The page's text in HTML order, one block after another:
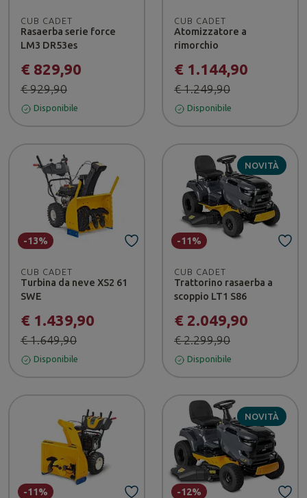
CUB CADET
Rasaerba serie force
LM3 DR53es
€ 829,90
€ 929,90
Disponibile
CUB CADET
Atomizzatore a
rimorchio
€ 1.144,90
€ 1.249,90
Disponibile
CUB CADET
Turbina da neve XS2 61
SWE
€ 1.439,90
€ 1.649,90
-13%
Disponibile
NOVITÀ
CUB CADET
Trattorino rasaerba a
scoppio LT1 S86
€ 2.049,90
€ 2.299,90
-11%
Disponibile
-11%
NOVITÀ
-12%